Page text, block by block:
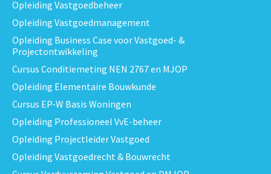
Opleiding Vastgoedbeheer
Opleiding Vastgoedmanagement
Opleiding Business Case voor Vastgoed- &
Projectontwikkeling
Cursus Conditiemeting NEN 2767 en MJOP
Opleiding Elementaire Bouwkunde
Cursus EP-W Basis Woningen
Opleiding Professioneel VvE-beheer
Opleiding Projectleider Vastgoed
Opleiding Vastgoedrecht & Bouwrecht